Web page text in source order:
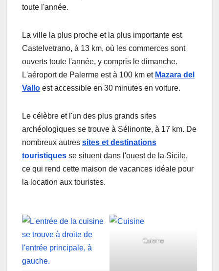
toute l'année.
La ville la plus proche et la plus importante est
Castelvetrano, à 13 km, où les commerces sont
ouverts toute l'année, y compris le dimanche.
L'aéroport de Palerme est à 100 km et Mazara del
Vallo est accessible en 30 minutes en voiture.
Le célèbre et l'un des plus grands sites
archéologiques se trouve à Sélinonte, à 17 km. De
nombreux autres sites et destinations
touristiques se situent dans l'ouest de la Sicile,
ce qui rend cette maison de vacances idéale pour
la location aux touristes.
Cuisine